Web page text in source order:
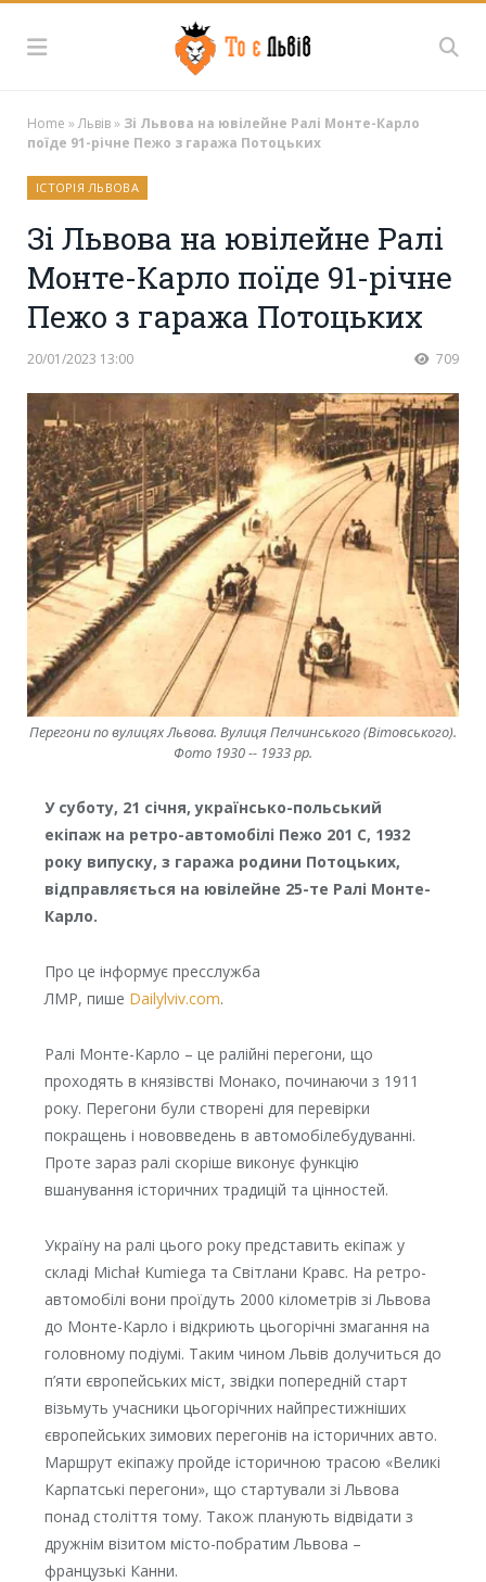
Home »Львів» Зі Львова на ювілейне Ралі Монте-Карло
поїде 91-річне Пежо з гаража Потоцьких
ІСТОРІЯ ЛЬВОВА
Зі Львова на ювілейне Ралі
Монте-Карло поїде 91-річне
Пежо з гаража Потоцьких
20/01/2023 13:00 709
Перегони по вулицях Львова. Вулиця Пелчинського (Вітовського).
Фото 1930 -- 1933 рр.
У суботу, 21 січня, українсько-польський
екіпаж на ретро-автомобілі Пежо 201 С, 1932
року випуску, з гаража родини Потоцьких,
відправляється на ювілейне 25-те Ралі Монте-
Карло.
Про це інформує пресслужба
ЛМР, пише Dailylviv.com.
Ралі Монте-Карло – це ралійні перегони, що
проходять в князівстві Монако, починаючи з 1911
року. Перегони були створені для перевірки
покращень і нововведень в автомобілебудуванні.
Проте зараз ралі скоріше виконує функцію
вшанування історичних традицій та цінностей.
Україну на ралі цього року представить екіпаж у
складі Michał Kumiega та Світлани Кравс. На ретро-
автомобілі вони проїдуть 2000 кілометрів зі Львова
до Монте-Карло і відкриють цьогорічні змагання на
головному подіумі. Таким чином Львів долучиться до
п’яти європейських міст, звідки попередній старт
візьмуть учасники цьогорічних найпрестижніших
європейських зимових перегонів на історичних авто.
Маршрут екіпажу пройде історичною трасою «Великі
Карпатські перегони», що стартували зі Львова
понад століття тому. Також планують відвідати з
дружнім візитом місто-побратим Львова –
французькі Канни.